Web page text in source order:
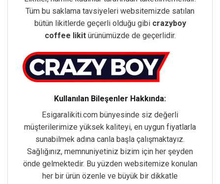
Tüm bu saklama tavsiyeleri websitemizde satılan
bütün likitlerde geçerli olduğu gibi crazyboy
coffee likitürünümüzde de geçerlidir.
Kullanılan Bileşenler Hakkında:
Esigaralikiti.com bünyesinde siz değerli
müşterilerimize yüksek kaliteyi, en uygun fiyatlarla
sunabilmek adına canla başla çalışmaktayız.
Sağlığınız, memnuniyetiniz bizim için her şeyden
önde gelmektedir. Bu yüzden websitemize konulan
her bir ürün özenle ve büyük bir dikkatle